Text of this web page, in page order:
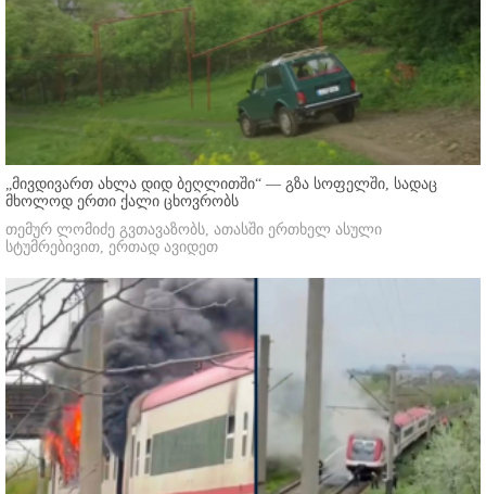
„მივდივართ ახლა დიდ ბეღლითში“ — გზა სოფელში, სადაც
მხოლოდ ერთი ქალი ცხოვრობს
თემურ ლომიძე გვთავაზობს, ათასში ერთხელ ასული
სტუმრებივით, ერთად ავიდეთ